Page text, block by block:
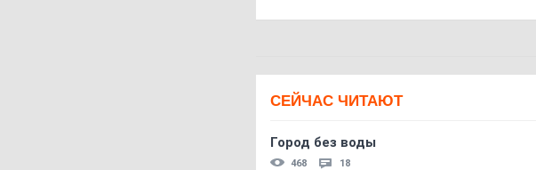
СЕЙЧАС ЧИТАЮТ
Город без воды
468 18